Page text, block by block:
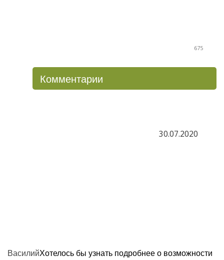
675
Комментарии
30.07.2020
ВасилийХотелось бы узнать подробнее о возможности